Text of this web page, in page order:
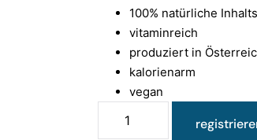
100% natürliche
vitaminreich
produziert in
kalorienarm
vegan